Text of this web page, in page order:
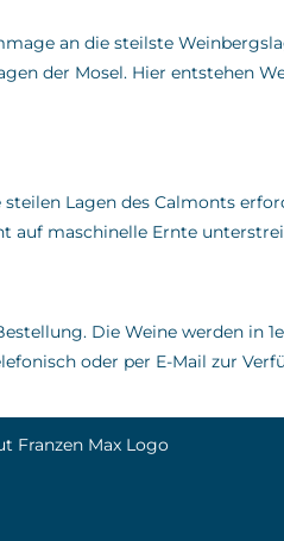
an die steilste
der Mosel. Hier entstehen
steilen Lagen des Calmonts
auf maschinelle Ernte
Die Weine werden in
oder per E-Mail zur